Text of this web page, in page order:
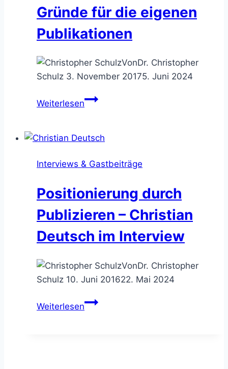
Gründe für die eigenen
Publikationen
VonDr. Christopher
Schulz 3. November 20175. Juni 2024
WeiterlesenBeratungserfolg
–
gute
für
eigenen
Publikationen
Interviews & Gastbeiträge
Positionierung durch
Publizieren – Christian
Deutsch im Interview
VonDr. Christopher
Schulz 10. Juni 201622. Mai 2024
WeiterlesenPositionierung